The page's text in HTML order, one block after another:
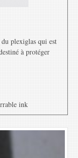
plexiglas qui est
à protéger
ink